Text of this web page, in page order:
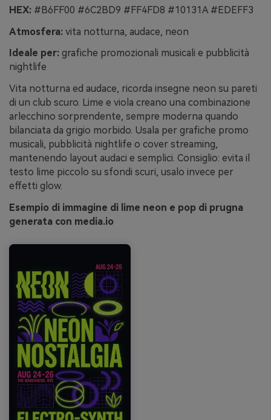
HEX: #B6FF00 #6C2BD9 #FF4FD8 #10131A #EDEFF3
Atmosfera: vita notturna, audace, neon
Ideale per: grafiche promozionali musicali e pubblicità
nightlife
Vita notturna ed audace, ricorda insegne neon su pareti
di un club scuro. Lime e viola creano una combinazione
arlecchino sorprendente, sempre moderna quando
bilanciata da grigio morbido. Usala per grafiche promo
musicali, pubblicità nightlife o cover streaming,
mantenendo layout audaci e semplici. Consiglio: evita il
testo lime piccolo su sfondi scuri, usalo invece per
effetti glow.
Esempio di immagine di lime neon e pop di prugna
generata con media.io